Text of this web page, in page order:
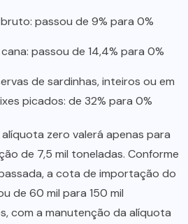
passou de 9% para 0%
passou de 14,4% para 0%
de sardinhas, inteiros ou em
picados: de 32% para 0%
zero valerá apenas para
de 7,5 mil toneladas. Conforme
a cota de importação do
de 60 mil para 150 mil
com a manutenção da alíquota